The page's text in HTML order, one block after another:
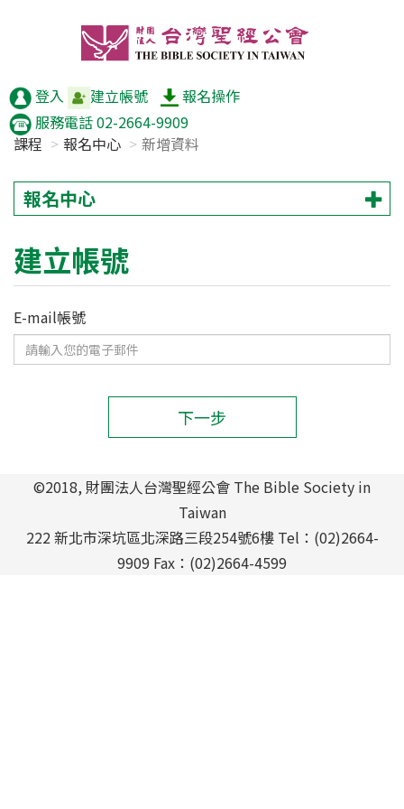
登入 建立帳號
報名操作
服務電話 02-2664-9909
課程
報名中心 新增資料
報名中心
建立帳號
E-mail帳號
下一步
©2018, 財團法人台灣聖經公會 The Bible Society in
Taiwan
222 新北市深坑區北深路三段254號6樓 Tel：(02)2664-
9909 Fax：(02)2664-4599